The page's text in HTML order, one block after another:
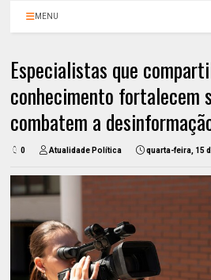
MENU
Especialistas que
conhecimento fortalecem
combatem a
0 Atualidade Política quarta-feira, 15